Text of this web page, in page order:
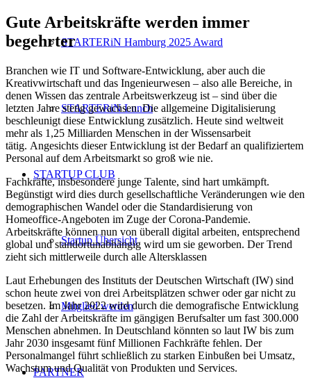
STARTERiN Hamburg 2025 Award
STARTERiN Lunch
STARTUP CLUB
Startup Übersicht
Mitglied werden
PARTNER
Gute Arbeitskräfte werden immer
begehrter
Branchen wie IT und Software-Entwicklung, aber auch die
Kreativwirtschaft und das Ingenieurwesen – also alle Bereiche, in
denen Wissen das zentrale Arbeitswerkzeug ist – sind über die
letzten Jahre stetig gewachsen. Die allgemeine Digitalisierung
beschleunigt diese Entwicklung zusätzlich. Heute sind weltweit
mehr als 1,25 Milliarden Menschen in der Wissensarbeit
tätig. Angesichts dieser Entwicklung ist der Bedarf an qualifiziertem
Personal auf dem Arbeitsmarkt so groß wie nie.
Fachkräfte, insbesondere junge Talente, sind hart umkämpft.
Begünstigt wird dies durch gesellschaftliche Veränderungen wie den
demographischen Wandel oder die Standardisierung von
Homeoffice-Angeboten im Zuge der Corona-Pandemie.
Arbeitskräfte können nun von überall digital arbeiten, entsprechend
global und standortunabhängig wird um sie geworben. Der Trend
zieht sich mittlerweile durch alle Altersklassen
Laut Erhebungen des Instituts der Deutschen Wirtschaft (IW) sind
schon heute zwei von drei Arbeitsplätzen schwer oder gar nicht zu
besetzen. Im Jahr 2022 wird durch die demografische Entwicklung
die Zahl der Arbeitskräfte im gängigen Berufsalter um fast 300.000
Menschen abnehmen. In Deutschland könnten so laut IW bis zum
Jahr 2030 insgesamt fünf Millionen Fachkräfte fehlen. Der
Personalmangel führt schließlich zu starken Einbußen bei Umsatz,
Wachstum und Qualität von Produkten und Services.